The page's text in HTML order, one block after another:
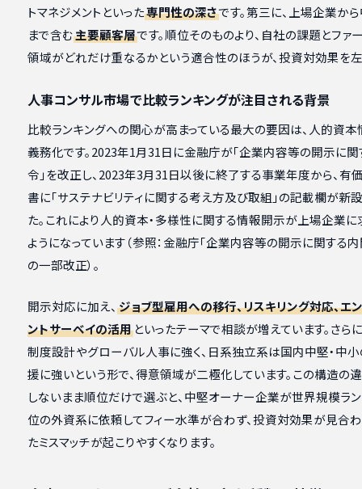
トマネジメントといった専門性の深さです。第三に、上場企業か
まで含む主要顧客層です。順位そのものより、自社の課題とファ
領域がどれだけ重なるかという適合性のほうが、投資対効果を左
人事コンサル市場で比較ランキングが注目される背景
比較ランキングへの関心が高まっている最大の要因は、人的資
義務化です。2023年1月31日に金融庁が「企業内容等の開示に
令」を改正し、2023年3月31日以後に終了する事業年度から、有
書に「サステナビリティに関する考え方及び取組」の記載欄が新
た。これにより人的資本・多様性に関する情報開示が上場企業に
ようになっています（参照：金融庁「企業内容等の開示に関する
の一部改正）。
開示対応に加え、 ジョブ型雇用への移行、リスキリング対応、エ
ントサーベイの活用といったテーマで相談が増えています。さら
制度設計やグローバル人事に強く、日系独立系は国内中堅・中
援に強いという形で、得意領域が二極化しています。この構造の
しないまま順位だけで選ぶと、中堅オーナー企業が世界規模ラ
位の外資系に依頼してフィー水準が合わず、投資対効果が見合
たミスマッチが起こりやすくなります。